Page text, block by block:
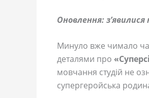
Оновлення:
Минуло вже чимало
деталями про
мовчання студій не
супергеройська